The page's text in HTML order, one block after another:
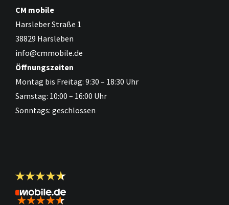
CM mobile
Harsleber Straße 1
38829 Harsleben
info@cmmobile.de
Öffnungszeiten
Montag bis Freitag: 9:30 – 18:30 Uhr
Samstag: 10:00 – 16:00 Uhr
Sonntags: geschlossen